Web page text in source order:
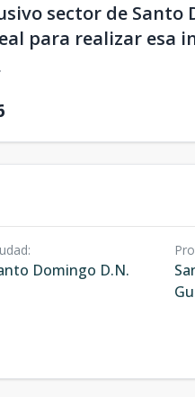
sector de
para realizar esa
:
Domingo D.N.